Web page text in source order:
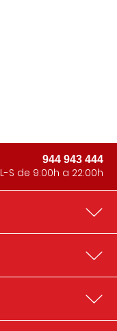
944 943 444
L-S de 9:00h a 22:00h